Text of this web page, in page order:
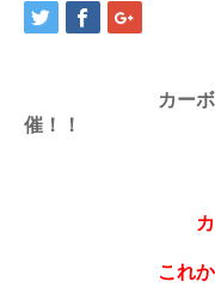
カー
催！！
カーボンニ
これからどう